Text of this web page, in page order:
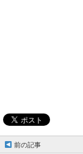
前の記事